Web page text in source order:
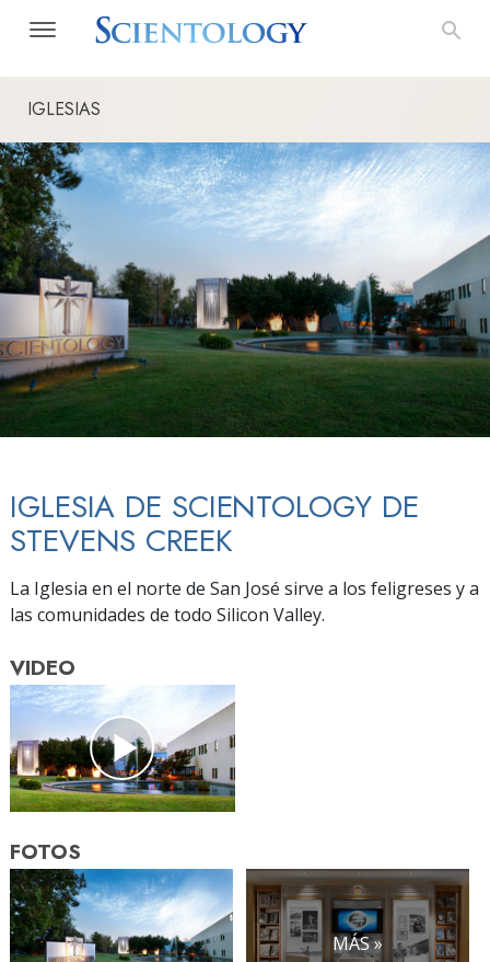
IGLESIAS
IGLESIA DE SCIENTOLOGY DE
STEVENS CREEK
La Iglesia en el norte de San José sirve a los feligreses y a
las comunidades de todo Silicon Valley.
VIDEO
FOTOS
MÁS »